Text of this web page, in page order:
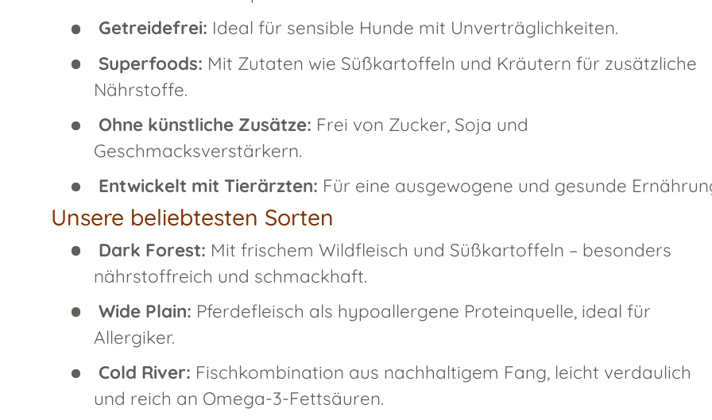
Getreidefrei: Ideal für sensible Hunde mit Unverträglichkeiten.
Superfoods: Mit Zutaten wie Süßkartoffeln und Kräutern für zusätzliche
Nährstoffe.
Ohne künstliche Zusätze: Frei von Zucker, Soja und
Geschmacksverstärkern.
Entwickelt mit Tierärzten: Für eine ausgewogene und gesunde
Unsere beliebtesten Sorten
Dark Forest: Mit frischem Wildfleisch und Süßkartoffeln – besonders
nährstoffreich und schmackhaft.
Wide Plain: Pferdefleisch als hypoallergene Proteinquelle, ideal für
Allergiker.
Cold River: Fischkombination aus nachhaltigem Fang, leicht verdaulich
und reich an Omega-3-Fettsäuren.